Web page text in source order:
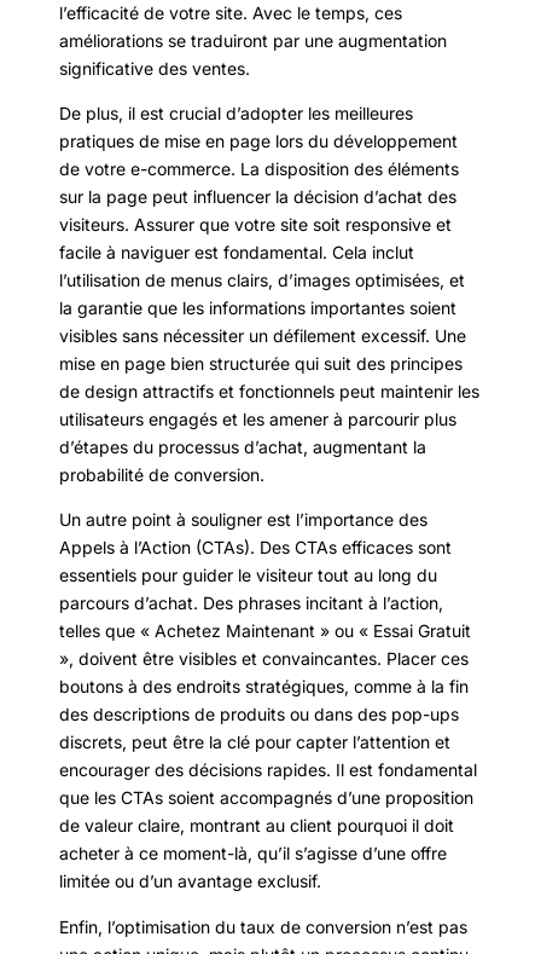
l’efficacité de votre site. Avec le temps, ces
améliorations se traduiront par une augmentation
significative des ventes.
De plus, il est crucial d’adopter les meilleures
pratiques de mise en page lors du développement
de votre e-commerce. La disposition des éléments
sur la page peut influencer la décision d’achat des
visiteurs. Assurer que votre site soit responsive et
facile à naviguer est fondamental. Cela inclut
l’utilisation de menus clairs, d’images optimisées, et
la garantie que les informations importantes soient
visibles sans nécessiter un défilement excessif. Une
mise en page bien structurée qui suit des principes
de design attractifs et fonctionnels peut maintenir les
utilisateurs engagés et les amener à parcourir plus
d’étapes du processus d’achat, augmentant la
probabilité de conversion.
Un autre point à souligner est l’importance des
Appels à l’Action (CTAs). Des CTAs efficaces sont
essentiels pour guider le visiteur tout au long du
parcours d’achat. Des phrases incitant à l’action,
telles que « Achetez Maintenant » ou « Essai Gratuit
», doivent être visibles et convaincantes. Placer ces
boutons à des endroits stratégiques, comme à la fin
des descriptions de produits ou dans des pop-ups
discrets, peut être la clé pour capter l’attention et
encourager des décisions rapides. Il est fondamental
que les CTAs soient accompagnés d’une proposition
de valeur claire, montrant au client pourquoi il doit
acheter à ce moment-là, qu’il s’agisse d’une offre
limitée ou d’un avantage exclusif.
Enfin, l’optimisation du taux de conversion n’est pas